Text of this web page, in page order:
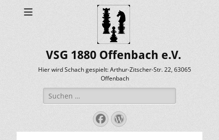
VSG 1880 Offenbach e.V.
Hier wird Schach gespielt: Arthur-Zitscher-Str. 22, 63065
Offenbach
Suche
nach:
Facebook
WordPress